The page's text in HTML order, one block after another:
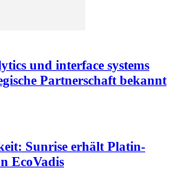
und interface systems
Partnerschaft bekannt
Sunrise erhält Platin-
EcoVadis